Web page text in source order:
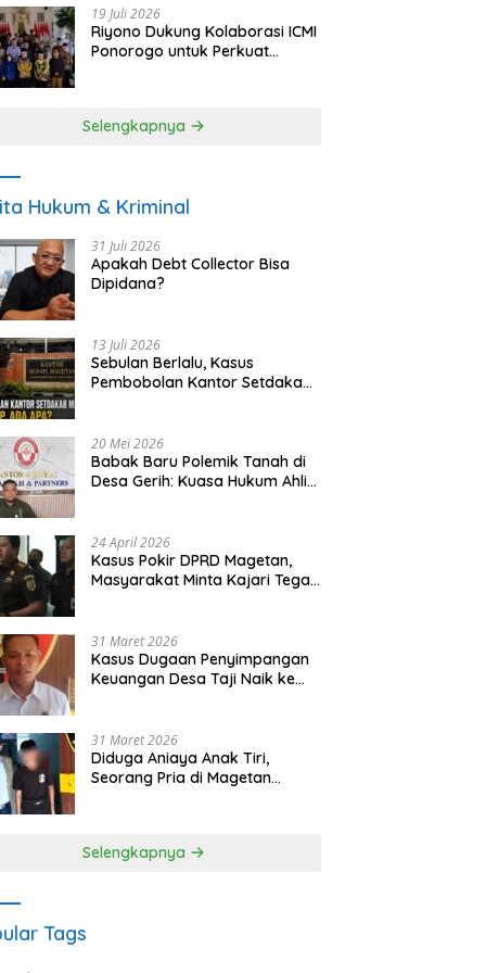
19 Juli 2026
Riyono Dukung Kolaborasi ICMI
Ponorogo untuk Perkuat
Selengkapnya
Hukum & Kriminal
31 Juli 2026
Apakah Debt Collector Bisa
Dipidana?
13 Juli 2026
Sebulan Berlalu, Kasus
Pembobolan Kantor Setdakab
20 Mei 2026
Babak Baru Polemik Tanah di
Desa Gerih: Kuasa Hukum Ahli
24 April 2026
Kasus Pokir DPRD Magetan,
Masyarakat Minta Kajari Tegak
31 Maret 2026
Kasus Dugaan Penyimpangan
Keuangan Desa Taji Naik ke
31 Maret 2026
Diduga Aniaya Anak Tiri,
Seorang Pria di Magetan
Selengkapnya
Tags